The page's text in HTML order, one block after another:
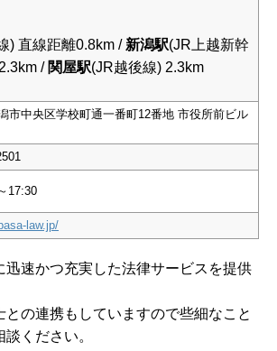
) 直線距離0.8km / 新潟駅(JR上越新幹
/ 関屋駅(JR越後線) 2.3km
市中央区学校町通一番町12番地 市役所前ビル
17:30
law.jp/
迅速かつ充実した法律サービスを提供
との連携もしていますので些細なこと
ください。